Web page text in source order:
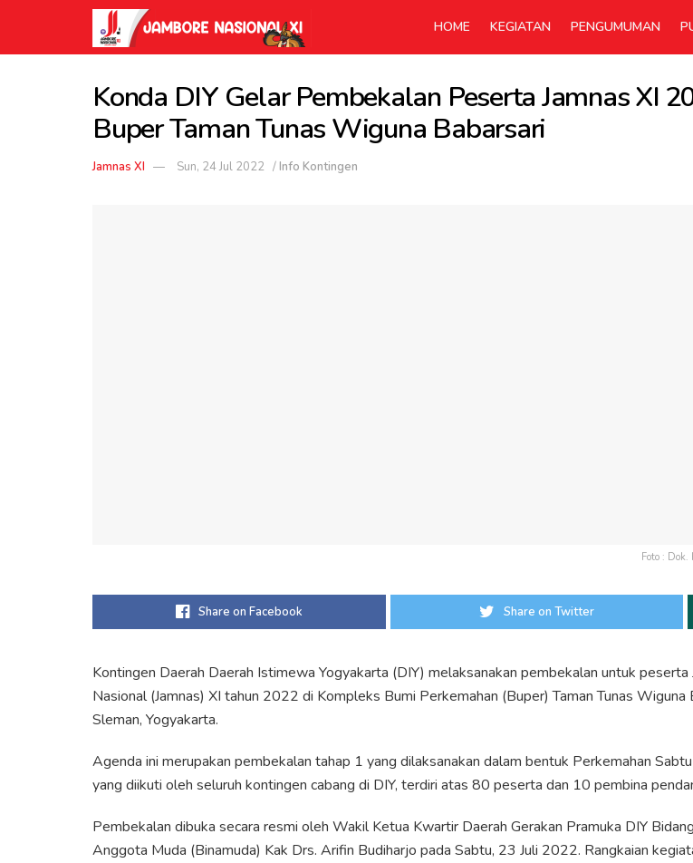
HOME KEGIATAN PENGUMUMAN
Konda DIY Gelar Pembekalan Peserta Jamnas XI
Buper Taman Tunas Wiguna Babarsari
Jamnas XI Sun, 24 Jul 2022 /Info Kontingen
Foto :
Share on Facebook Share on Twitter
Kontingen Daerah Daerah Istimewa Yogyakarta (DIY) melaksanakan pembekalan untuk peserta
Nasional (Jamnas) XI tahun 2022 di Kompleks Bumi Perkemahan (Buper) Taman Tunas Wiguna
Sleman, Yogyakarta.
Agenda ini merupakan pembekalan tahap 1 yang dilaksanakan dalam bentuk Perkemahan
yang diikuti oleh seluruh kontingen cabang di DIY, terdiri atas 80 peserta dan 10 pembina
Pembekalan dibuka secara resmi oleh Wakil Ketua Kwartir Daerah Gerakan Pramuka DIY
Anggota Muda (Binamuda) Kak Drs. Arifin Budiharjo pada Sabtu, 23 Juli 2022. Rangkaian